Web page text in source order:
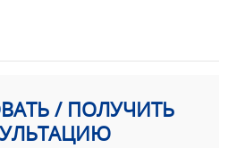
/ ПОЛУЧИТЬ